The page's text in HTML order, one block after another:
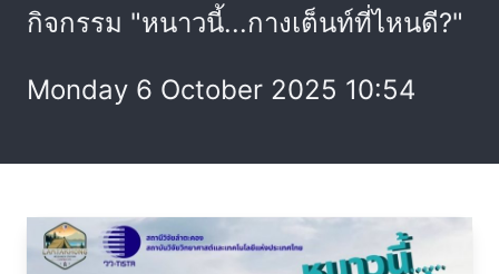
กิจกรรม "หนาวนี้...กางเต็นท์ที่ไหนดี?"
Monday 6 October 2025 10:54